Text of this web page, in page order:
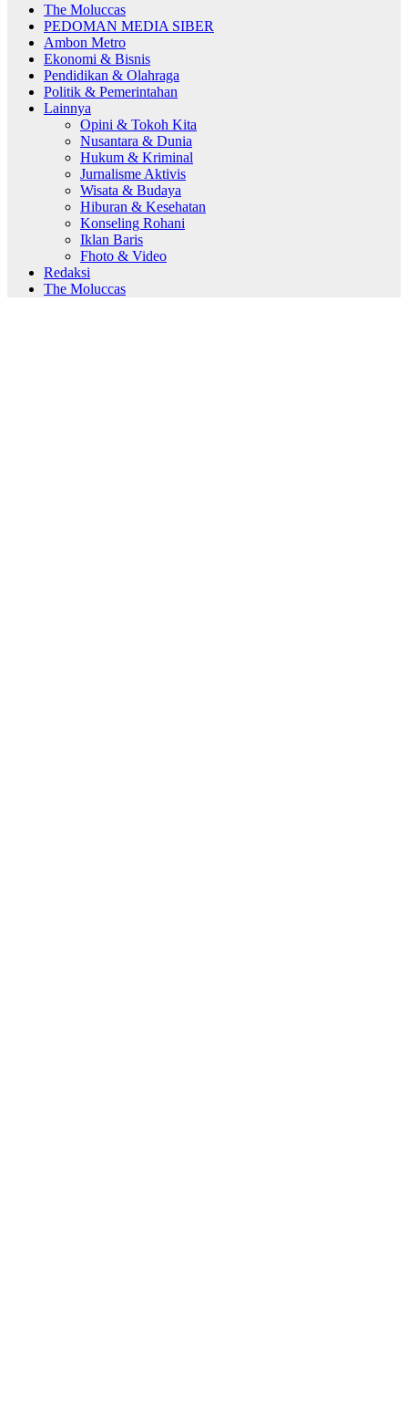
The Moluccas
PEDOMAN MEDIA SIBER
Ambon Metro
Ekonomi & Bisnis
Pendidikan & Olahraga
Politik & Pemerintahan
Lainnya
Opini & Tokoh Kita
Nusantara & Dunia
Hukum & Kriminal
Jurnalisme Aktivis
Wisata & Budaya
Hiburan & Kesehatan
Konseling Rohani
Iklan Baris
Fhoto & Video
Redaksi
The Moluccas